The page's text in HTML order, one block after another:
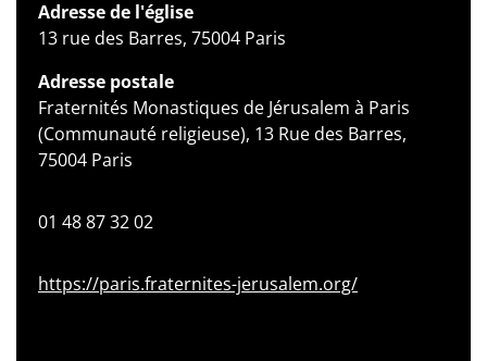
Adresse de l'église
13 rue des Barres, 75004 Paris
Adresse postale
Fraternités Monastiques de Jérusalem à Paris
(Communauté religieuse), 13 Rue des Barres,
75004 Paris
01 48 87 32 02
https://paris.fraternites-jerusalem.org/